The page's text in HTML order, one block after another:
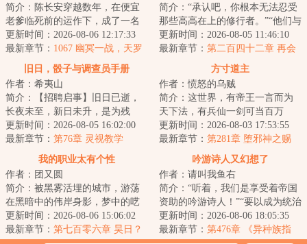
简介：陈长安穿越数年，在便宜
老爹临死前的运作下，成了一名
不入册的差役替补。世道艰难，
命比纸薄。本打...
更新时间：2026-08-06 12:17:33
最新章节： 1067 幽冥一战，天罗
简介：“承认吧，你根本无法忍受
那些高高在上的修行者。”“他们与
我们不同，我们的情感无法共
通，我们的...
更新时间：2026-08-05 11:46:10
最新章节： 第二百四十二章 再会
旧日，骰子与调查员手册
作者：希夷山
简介：【招聘启事】旧日已逝，
长夜未至，新日未升，是为残
昼。在这个神灾多得像路边野狗
的时代，有人试图...
更新时间：2026-08-05 16:02:00
最新章节： 第76章 灵视教学
方寸道主
作者：愤怒的乌贼
简介：这世界，有帝王一言而为
天下法，有兵仙一剑可当百万
师，有儒圣一卷春秋定纲常，有
道尊一指长青演造...
更新时间：2026-08-03 17:53:55
最新章节： 第281章 堕邪神之赐
我的职业太有个性
作者：团又圆
简介：被黑雾活埋的城市，游荡
在黑暗中的伟岸身影，梦中的呓
语，如山岳的金属残骸，这是一
个疯狂的世界，...
更新时间：2026-08-06 15:06:02
最新章节： 第七百零六章 昊日？
吟游诗人又幻想了
作者：请叫我鱼右
简介：“听着，我们是享受着帝国
资助的吟游诗人！”“要以成为统治
者的喉舌、贵族们的传声筒为己
任。既然...
更新时间：2026-08-06 18:05:35
最新章节： 第476章 《异种族指